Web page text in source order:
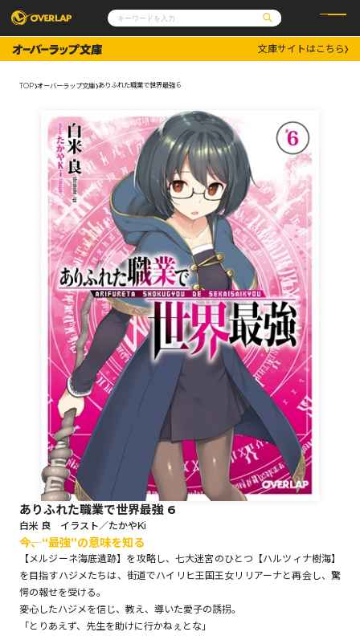
コミックガルド
コミッククリエ
コミックエッセイ
ポケットモンスター
アニメ
ゲーム
通販・NEWS
OVERLAP STORE
オーバーラップ広報室
企業
会社概要
採用情報
アクセス
オーバーラップホールディングス
お問い合わせはこちら
オーバーラップ文庫
オーバーラップノベルス
オーバーラップノベルスf
ロサージュノベルス
コミックガルド
文庫サイトはこちら
TOP オーバーラップ文庫 ありふれた職業で世界最強 6
ありふれた職業で世界最強 6
白米 良 イラスト／たかやKi
――今、“最強”の意味を知る
【メルジーネ海底遺跡】を攻略し、七大迷宮のひとつ【ハルツィナ樹海】
を目指すハジメたちは、街道でハイリヒ王国王女リリアーナと再会し、驚
愕の報せを受ける。
――変心したハジメを信じ、教え、導いた愛子の誘拐。
「とりあえず、先生を助けに行かねぇとな」